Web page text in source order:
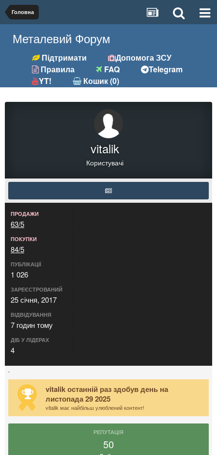
Головна
Металевий Форум
Підтримати
Допомога ЗСУ
Правила
FAQ
Telegram
YT!
Кошик (0)
vitalik
Користувачі
ПРОДАЖИ
63/5
ПОКУПКИ
84/5
ПУБЛІКАЦІЇ
1 026
ЗАРЕЄСТРОВАНИЙ
25 січня, 2017
ВІДВІДУВАННЯ
7 годин тому
ДІБ У ЛІДЕРАХ
4
`
vitalik останній раз здобув день на
листопада 29 2025
vitalik має найбільш улюблений контент!
РЕПУТАЦІЯ
50